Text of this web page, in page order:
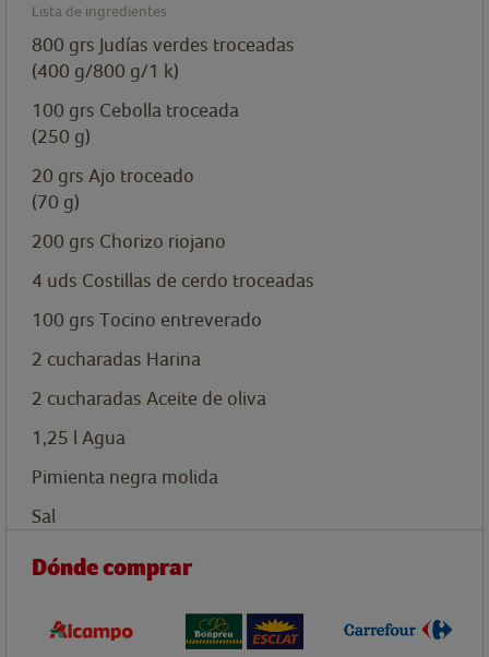
Lista de ingredientes
800 grs Judías verdes troceadas
(400 g/800 g/1 k)
100 grs Cebolla troceada
(250 g)
20 grs Ajo troceado
(70 g)
200 grs Chorizo riojano
4 uds Costillas de cerdo troceadas
100 grs Tocino entreverado
2 cucharadas Harina
2 cucharadas Aceite de oliva
1,25 lAgua
Pimienta negra molida
Sal
Dónde comprar